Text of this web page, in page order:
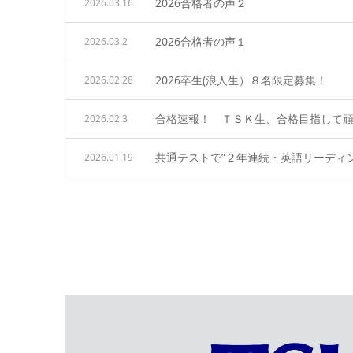
2026合格者の声１
2026.03.2
2026卒生(浪人生）８名限定募集！
2026.02.28
合格速報！ ＴＳＫ生、合格目指して頑
2026.02.3
共通テストで”２年連続・英語リーディ
2026.01.19